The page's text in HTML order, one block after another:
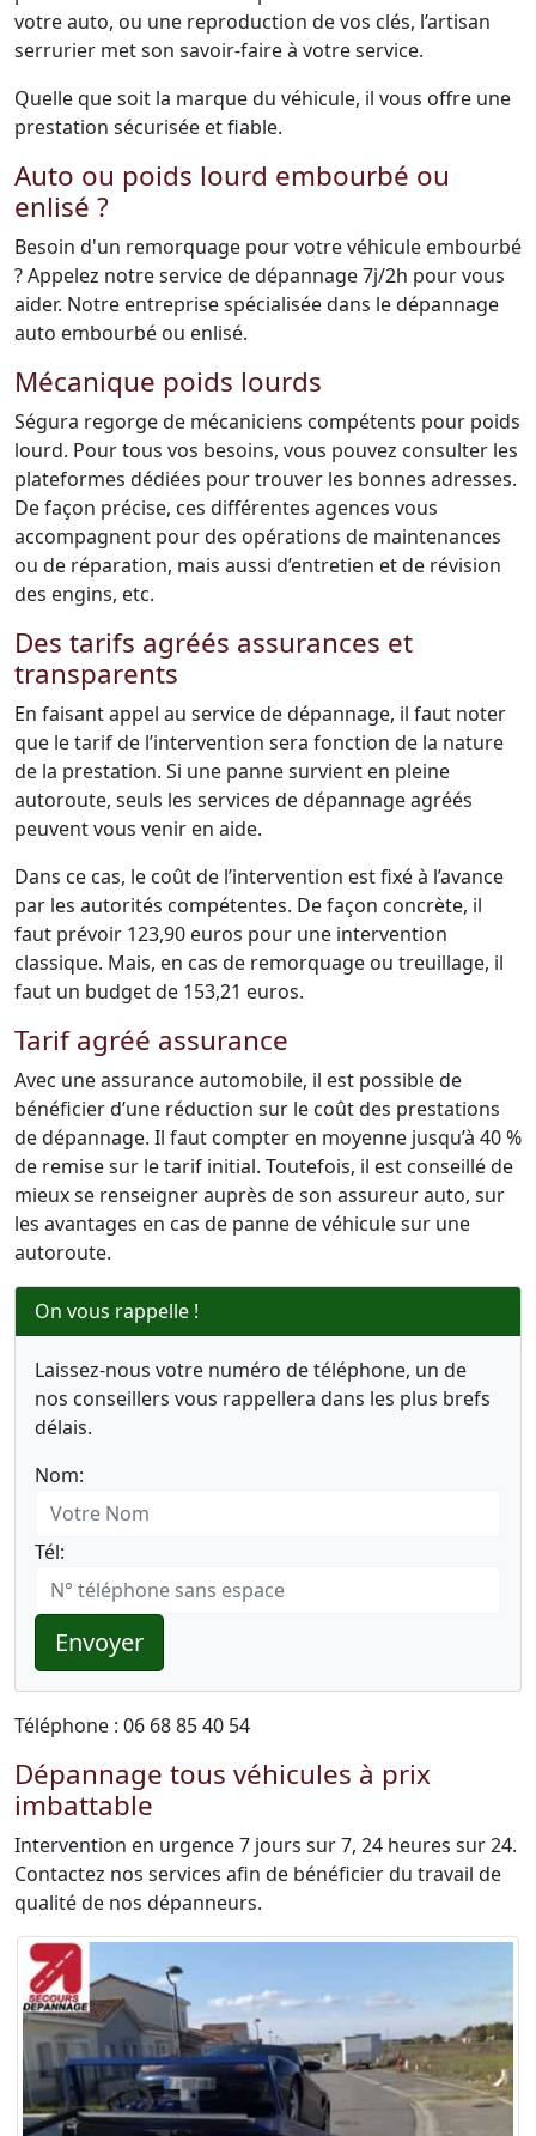
votre auto, ou une reproduction de vos clés, l’artisan
serrurier met son savoir-faire à votre service.
Quelle que soit la marque du véhicule, il vous offre une
prestation sécurisée et fiable.
Auto ou poids lourd embourbé ou
enlisé ?
Besoin d'un remorquage pour votre véhicule embourbé
? Appelez notre service de dépannage 7j/2h pour vous
aider. Notre entreprise spécialisée dans le dépannage
auto embourbé ou enlisé.
Mécanique poids lourds
Ségura regorge de mécaniciens compétents pour poids
lourd. Pour tous vos besoins, vous pouvez consulter les
plateformes dédiées pour trouver les bonnes adresses.
De façon précise, ces différentes agences vous
accompagnent pour des opérations de maintenances
ou de réparation, mais aussi d’entretien et de révision
des engins, etc.
Des tarifs agréés assurances et
transparents
En faisant appel au service de dépannage, il faut noter
que le tarif de l’intervention sera fonction de la nature
de la prestation. Si une panne survient en pleine
autoroute, seuls les services de dépannage agréés
peuvent vous venir en aide.
Dans ce cas, le coût de l’intervention est fixé à l’avance
par les autorités compétentes. De façon concrète, il
faut prévoir 123,90 euros pour une intervention
classique. Mais, en cas de remorquage ou treuillage, il
faut un budget de 153,21 euros.
Tarif agréé assurance
Avec une assurance automobile, il est possible de
bénéficier d’une réduction sur le coût des prestations
de dépannage. Il faut compter en moyenne jusqu’à 40 %
de remise sur le tarif initial. Toutefois, il est conseillé de
mieux se renseigner auprès de son assureur auto, sur
les avantages en cas de panne de véhicule sur une
autoroute.
On vous rappelle !
Laissez-nous votre numéro de téléphone, un de
nos conseillers vous rappellera dans les plus brefs
délais.
Nom:
Tél:
Envoyer
Téléphone : 06 68 85 40 54
Dépannage tous véhicules à prix
imbattable
Intervention en urgence 7 jours sur 7, 24 heures sur 24.
Contactez nos services afin de bénéficier du travail de
qualité de nos dépanneurs.